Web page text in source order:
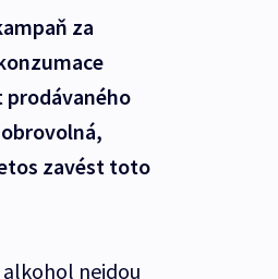
za
prodávaného
zavést toto
alkohol nejdou